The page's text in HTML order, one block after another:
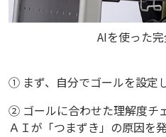
AIを使った
① まず、自分でゴールを設定し
② ゴールに合わせた理解度チ
ＡＩが「つまずき」の原因を